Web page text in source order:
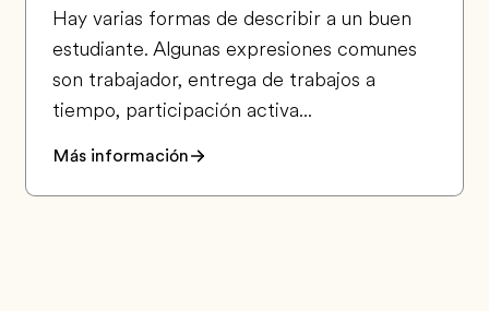
Hay varias formas de describir a un buen
estudiante. Algunas expresiones comunes
son trabajador, entrega de trabajos a
tiempo, participación activa...
Más información